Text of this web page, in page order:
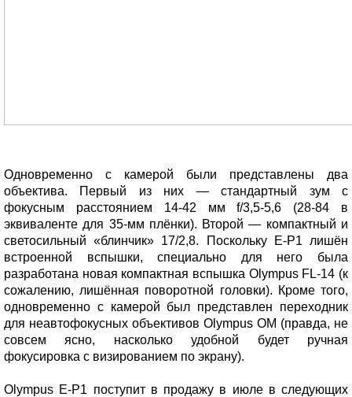
Одновременно с камерой были представлены два
объектива. Первый из них — стандартный зум с
фокусным расстоянием 14-42 мм f/3,5-5,6 (28-84 в
эквиваленте для 35-мм плёнки). Второй — компактный и
светосильный «блинчик» 17/2,8.
Поскольку E-P1 лишён
встроенной вспышки, специально для него была
разработана новая компактная вспышка Olympus FL-14 (к
сожалению, лишённая поворотной головки). Кроме того,
одновременно с камерой был представлен переходник
для неавтофокусных объективов Olympus OM (правда, не
совсем ясно, насколько удобной будет ручная
фокусировка с визированием по экрану).
Olympus E-P1 поступит в продажу в июле в следующих